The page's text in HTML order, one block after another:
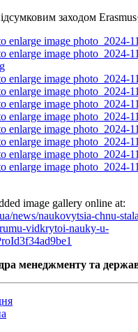
заходом
image gallery online at:
news/naukovytsia-chnu-
vidkrytoi-nauky-u-
менеджменту та